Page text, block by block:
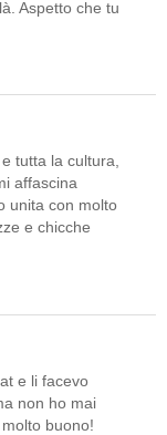
Aspetto che tu
tutta la cultura,
affascina
unita con molto
e chicche
e li facevo
non ho mai
buono!